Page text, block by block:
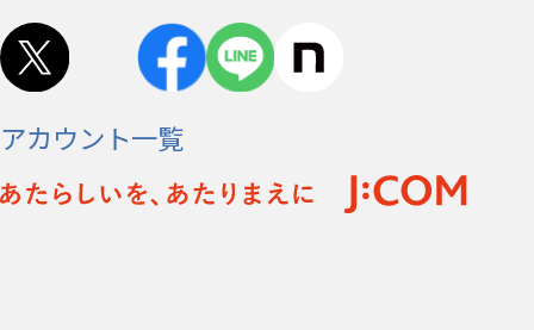
アカウント一覧